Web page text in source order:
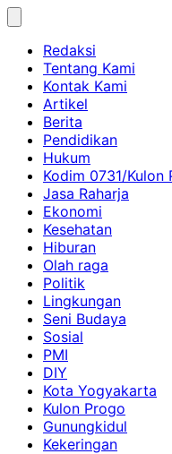
Skip
contentRedaksi
Tentang Kami
Kontak Kami
Artikel
Berita
Pendidikan
Hukum
Kodim 0731/Kulon
Jasa Raharja
Ekonomi
Kesehatan
Hiburan
Olah raga
Politik
Lingkungan
Seni Budaya
Sosial
PMI
DIY
Kota Yogyakarta
Kulon Progo
Gunungkidul
Kekeringan